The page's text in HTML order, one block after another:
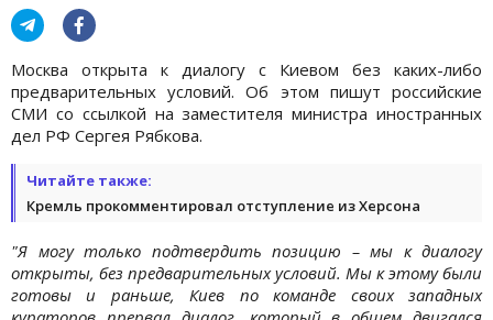
Москва открыта к диалогу с Киевом без каких-либо
предварительных условий. Об этом пишут российские
СМИ со ссылкой на заместителя министра иностранных
дел РФ Сергея Рябкова.
Читайте также:
Кремль прокомментировал отступление из Херсона
"Я могу только подтвердить позицию – мы к диалогу
открыты, без предварительных условий. Мы к этому были
готовы и раньше, Киев по команде своих западных